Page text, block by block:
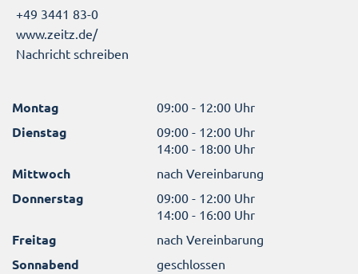
+49 3441 83-0
www.zeitz.de/
Nachricht schreiben
Montag 09:00 - 12:00 Uhr
Dienstag
09:00 - 12:00 Uhr
14:00 - 18:00 Uhr
Mittwoch nach Vereinbarung
Donnerstag
09:00 - 12:00 Uhr
14:00 - 16:00 Uhr
Freitag nach Vereinbarung
Sonnabend geschlossen